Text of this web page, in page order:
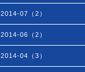
2014-07（2）
2014-06（2）
2014-04（3）